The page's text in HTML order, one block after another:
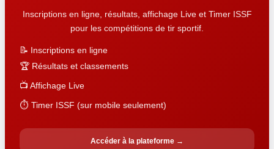
Inscriptions en ligne, résultats, affichage Live et Timer ISSF
pour les compétitions de tir sportif.
📝 Inscriptions en ligne
🏆 Résultats et classements
📺 Affichage Live
⏱️ Timer ISSF (sur mobile seulement)
Accéder à la plateforme →